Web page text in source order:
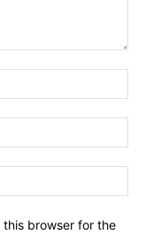
this browser for the